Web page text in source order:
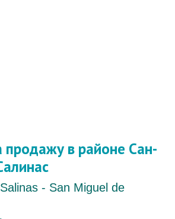
продажу в районе Сан-
- San Miguel de